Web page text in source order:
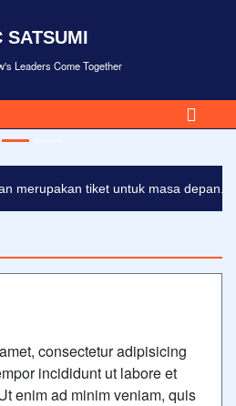
SATSUMI
Leaders Come Together
merupakan tiket untuk masa depan.
consectetur adipisicing
incididunt ut labore et
enim ad minim veniam, quis